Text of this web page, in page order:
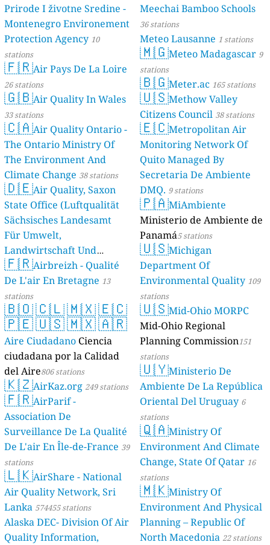
Prirode I životne Sredine -
Montenegro Environement
Protection Agency 10
stations
🇫🇷Air Pays De La Loire
26 stations
🇬🇧Air Quality In Wales
33 stations
🇨🇦Air Quality Ontario -
The Ontario Ministry Of
The Environment And
Climate Change 38 stations
🇩🇪Air Quality, Saxon
State Office (Luftqualität
Sächsisches Landesamt
Für Umwelt,
Landwirtschaft Und
Geologie) 50 stations
🇫🇷Airbreizh - Qualité
De L'air En Bretagne 13
stations
🇧🇴🇨🇱🇲🇽🇪🇨
🇵🇪🇺🇸🇲🇽🇦🇷
Aire Ciudadano Ciencia
ciudadana por la Calidad
del Aire806 stations
🇰🇿AirKaz.org 249 stations
🇫🇷AirParif -
Association De
Surveillance De La Qualité
De L'air En Île-de-France 39
stations
🇱🇰AirShare - National
Air Quality Network, Sri
Lanka 574455 stations
Alaska DEC- Division Of Air
Quality Information,
Meechai Bamboo Schools
36 stations
Meteo Lausanne 1 stations
🇲🇬Meteo Madagascar 9
stations
🇧🇬Meter.ac 165 stations
🇺🇸Methow Valley
Citizens Council 38 stations
🇪🇨Metropolitan Air
Monitoring Network Of
Quito Managed By
Secretaria De Ambiente
DMQ. 9 stations
🇵🇦MiAmbiente
Ministerio de Ambiente de
Panamá5 stations
🇺🇸Michigan
Department Of
Environmental Quality 109
stations
🇺🇸Mid-Ohio MORPC
Mid-Ohio Regional
Planning Commission151
stations
🇺🇾Ministerio De
Ambiente De La República
Oriental Del Uruguay 6
stations
🇶🇦Ministry Of
Environment And Climate
Change, State Of Qatar 16
stations
🇲🇰Ministry Of
Environment And Physical
Planning – Republic Of
North Macedonia 22 stations